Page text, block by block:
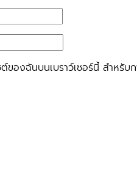
ของฉันบนเบราว์เซอร์นี้ สำหรับ